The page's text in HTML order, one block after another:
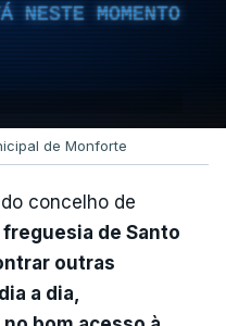
NESTE MOMENTO
de Monforte
concelho de
freguesia de Santo
outras
a dia,